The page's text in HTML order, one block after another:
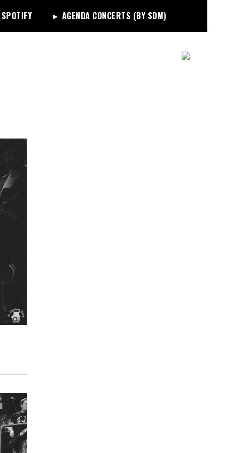
► AGENDA CONCERTS (BY SDM)